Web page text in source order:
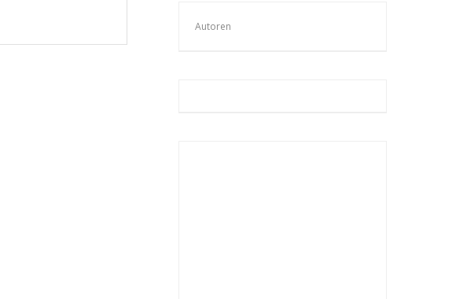
Autoren